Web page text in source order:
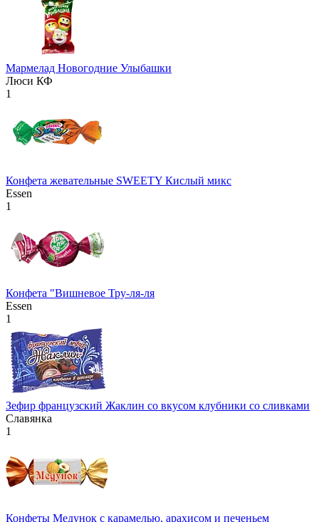
Мармелад Новогодние Улыбашки
Люси КФ
1
Конфета жевательные SWEETY Кислый микс
Essen
1
Конфета "Вишневое Тру-ля-ля
Essen
1
Зефир французский Жаклин со вкусом клубники со сливками
Славянка
1
Конфеты Медунок с карамелью, арахисом и печеньем